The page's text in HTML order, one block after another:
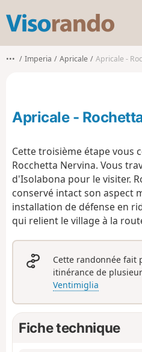
s
o
o
••• Imperia Apricale Apricale -
Apricale -
Cette troisième étape vous
Rocchetta Nervina. Vous
d'Isolabona pour le visiter.
conservé intact son aspect
installation de défense en
qui relient le village à la
Cette randonnée fait
itinérance de
Ventimiglia
Fiche technique